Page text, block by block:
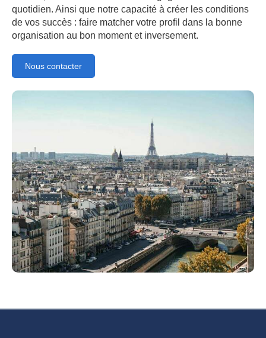
quotidien. Ainsi que notre capacité à créer les conditions
de vos succès : faire matcher votre profil dans la bonne
organisation au bon moment et inversement.
Nous contacter